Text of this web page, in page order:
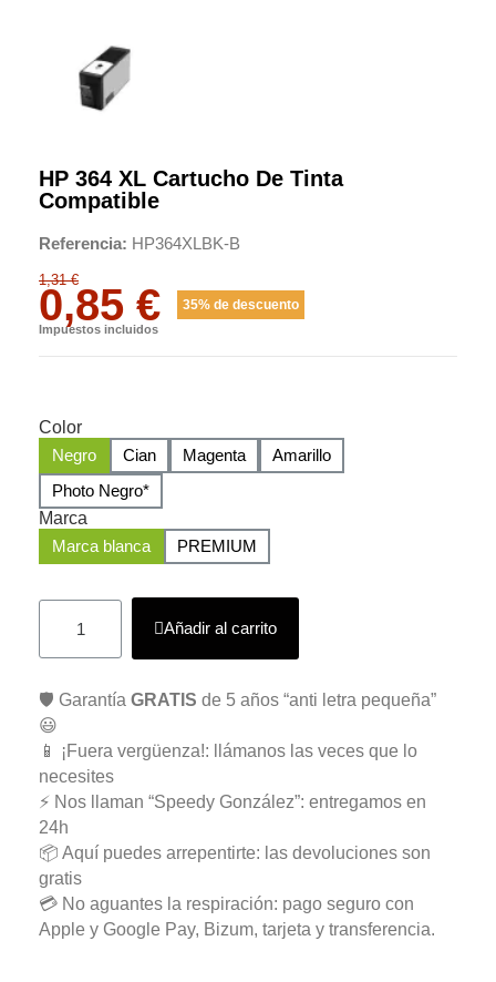
HP 364 XL Cartucho De Tinta
Compatible
Referencia HP364XLBK-B
1,31 €
0,85 € 35% de descuento
Impuestos incluidos
Color
Negro
Cian Magenta
Amarillo
Photo Negro*
Marca
Marca blanca
PREMIUM
Añadir al carrito
🛡️ Garantía GRATIS de 5 años “anti letra pequeña”
😃
📱 ¡Fuera vergüenza!: llámanos las veces que lo
necesites
⚡ Nos llaman “Speedy González”: entregamos en
24h
📦 Aquí puedes arrepentirte: las devoluciones son
gratis
💳 No aguantes la respiración: pago seguro con
Apple y Google Pay, Bizum, tarjeta y transferencia.